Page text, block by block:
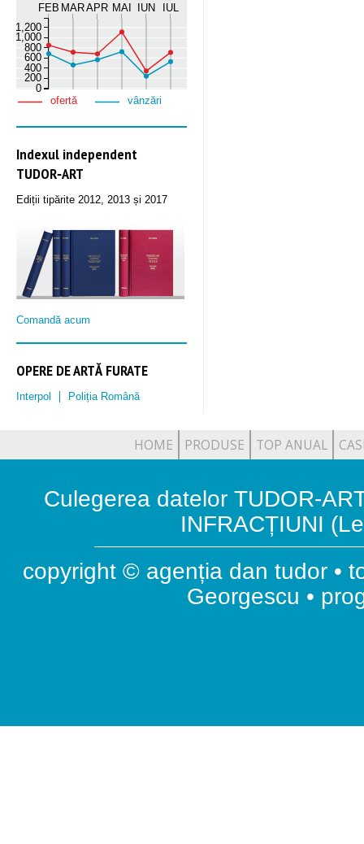
FEB MARAPR MAI IUN IUL
0
200
400
600
800
1,000
1,200
ofertă vânzări
Indexul independent
TUDOR‑ART
Ediții tipărite 2012, 2013 și 2017
Comandă acum
OPERE DE ARTĂ FURATE
Interpol Poliția Română
HOME PRODUSE TOP ANUAL
Culegerea datelor TUDOR-
INFRACȚIUNI
copyright © agenția dan tudor •
Georgescu •